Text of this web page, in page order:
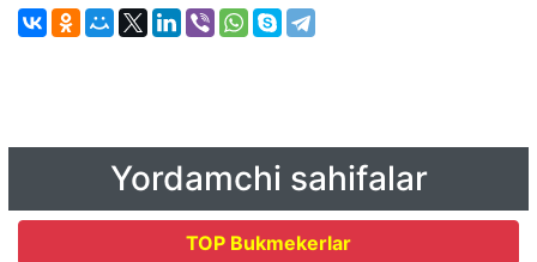
Yordamchi sahifalar
TOP Bukmekerlar